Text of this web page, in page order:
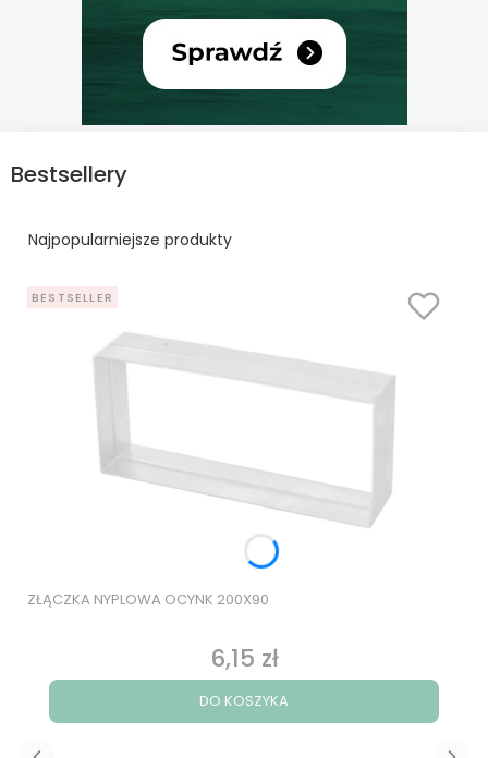
Bestsellery
Najpopularniejsze produkty
BESTSELLER
ZŁĄCZKA NYPLOWA OCYNK 200X90
Cena
6,15 zł
DO KOSZYKA